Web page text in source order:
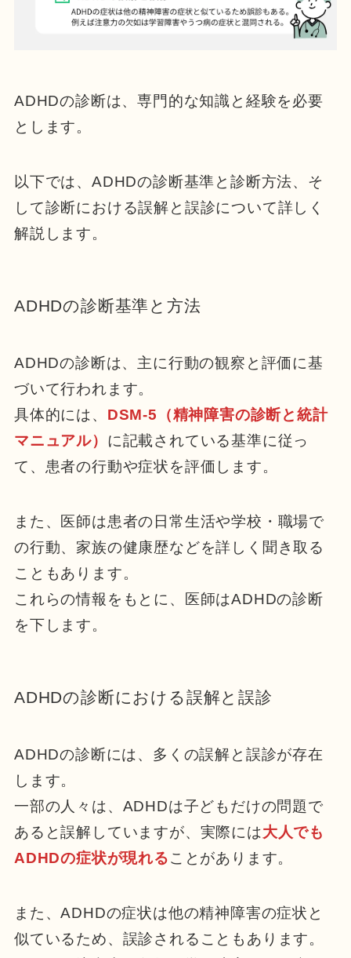
ADHDの診断は、専門的な知識と経験を必要
とします。
以下では、ADHDの診断基準と診断方法、そ
して診断における誤解と誤診について詳しく
解説します。
ADHDの診断基準と方法
ADHDの診断は、主に行動の観察と評価に基
づいて行われます。
具体的には、 DSM-5（精神障害の診断と統計
マニュアル） に記載されている基準に従っ
て、患者の行動や症状を評価します。
また、医師は患者の日常生活や学校・職場で
の行動、家族の健康歴などを詳しく聞き取る
こともあります。
これらの情報をもとに、医師はADHDの診断
を下します。
ADHDの診断における誤解と誤診
ADHDの診断には、多くの誤解と誤診が存在
します。
一部の人々は、ADHDは子どもだけの問題で
あると誤解していますが、実際には大人でも
ADHDの症状が現れることがあります。
また、ADHDの症状は他の精神障害の症状と
似ているため、誤診されることもあります。